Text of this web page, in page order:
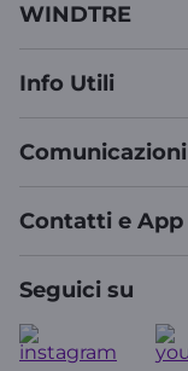
WINDTRE
Info Utili
Comunicazioni
Contatti e App
Seguici su